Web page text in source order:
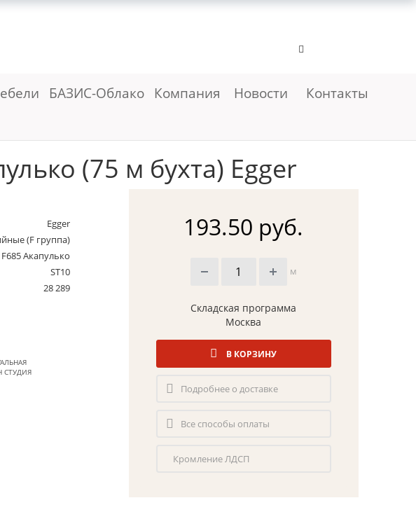
БАЗИС-Облако Компания Новости Контакты
(75 м бухта) Egger
Egger
(F группа)
F685 Акапулько
ST10
28 289
СТУДИЯ
193.50 руб.
м
Складская программа
Москва
В КОРЗИНУ
Подробнее о доставке
Все способы оплаты
Кромление ЛДСП